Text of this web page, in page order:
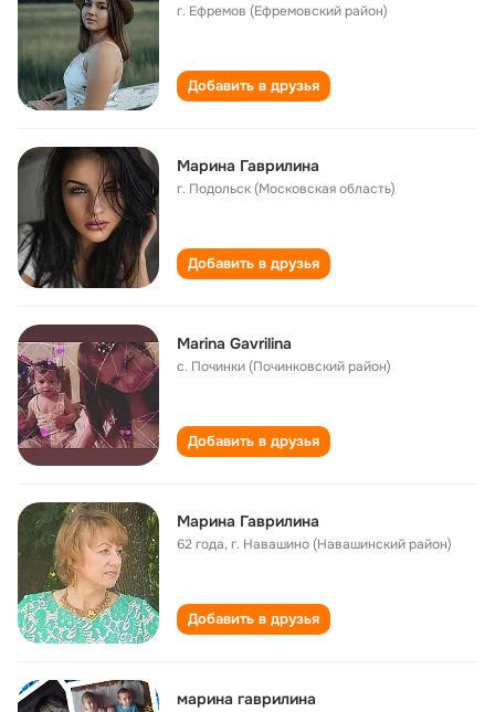
г. Ефремов (Ефремовский район)
Добавить в друзья
Марина Гаврилина
г. Подольск (Московская область)
Добавить в друзья
Marina Gavrilina
с. Починки (Починковский район)
Добавить в друзья
Марина Гаврилина
62 года,г. Навашино (Навашинский район)
Добавить в друзья
марина гаврилина